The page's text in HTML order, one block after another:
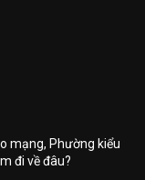
mạng, Phường kiểu
đi về đâu?